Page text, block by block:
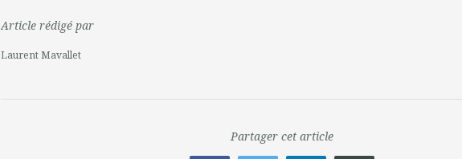
Article rédigé par
Laurent Mavallet
Partager cet article